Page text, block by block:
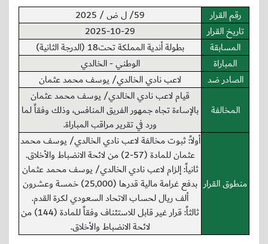
رقم القرار
59/ ل ض / 2025
تاريخ القرار
2025-10-29
المسابقة
بطولة أندية المملكة تحت18 (الدرجة الثانية)
المباراة
الوطني - الخالدي
الصادر ضد
لاعب نادي الخالدي/ يوسف محمد عثمان
المخالفة
قيام لاعب نادي الخالدي/ يوسف محمد عثمان
بالإساءة تجاه جمهور الفريق المنافس، وذلك وفقاً لما
ورد في تقرير مراقب المباراة.
منطوق القرار
أولاً: ثبوت مخالفة لاعب نادي الخالدي/ يوسف محمد
عثمان للمادة (57-2) من لائحة الانضباط والأخلاق.
ثانياً: إلزام لاعب نادي الخالدي/ يوسف محمد عثمان
بدفع غرامة مالية قدرها (25,000) خمسة وعشرون
ألف ريال لحساب الاتحاد السعودي لكرة القدم.
ثالثاً: قرار غير قابل للاستئناف وفقاً للمادة (144) من
لائحة الانضباط والأخلاق.